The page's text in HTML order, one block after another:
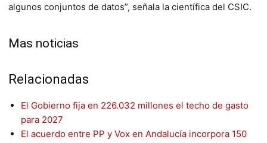
algunos conjuntos de datos”, señala la científica del CSIC.
Mas noticias
Relacionadas
El Gobierno fija en 226.032 millones el techo de gasto
para 2027
El acuerdo entre PP y Vox en Andalucía incorpora 150